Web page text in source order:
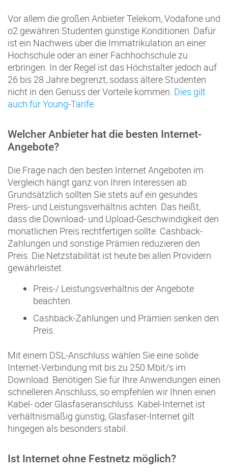
Vor allem die großen Anbieter Telekom, Vodafone und
o2 gewähren Studenten günstige Konditionen. Dafür
ist ein Nachweis über die Immatrikulation an einer
Hochschule oder an einer Fachhochschule zu
erbringen. In der Regel ist das Höchstalter jedoch auf
26 bis 28 Jahre begrenzt, sodass ältere Studenten
nicht in den Genuss der Vorteile kommen. Dies gilt
auch für Young-Tarife.
Welcher Anbieter hat die besten Internet-
Angebote?
Die Frage nach den besten Internet Angeboten im
Vergleich hängt ganz von Ihren Interessen ab.
Grundsätzlich sollten Sie stets auf ein gesundes
Preis- und Leistungsverhältnis achten. Das heißt,
dass die Download- und Upload-Geschwindigkeit den
monatlichen Preis rechtfertigen sollte. Cashback-
Zahlungen und sonstige Prämien reduzieren den
Preis. Die Netzstabilität ist heute bei allen Providern
gewährleistet.
Preis-/ Leistungsverhältnis der Angebote
beachten.
Cashback-Zahlungen und Prämien senken den
Preis.
Mit einem DSL-Anschluss wählen Sie eine solide
Internet-Verbindung mit bis zu 250 Mbit/s im
Download. Benötigen Sie für Ihre Anwendungen einen
schnelleren Anschluss, so empfehlen wir Ihnen einen
Kabel- oder Glasfaseranschluss. Kabel-Internet ist
verhältnismäßig günstig, Glasfaser-Internet gilt
hingegen als besonders stabil.
Ist Internet ohne Festnetz möglich?